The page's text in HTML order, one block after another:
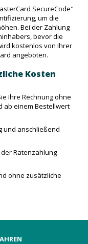
SecureCode"
um die
Bei der Zahlung
bevor die
kostenlos von Ihrer
angeboten.
Kosten
Ihre Rechnung ohne
ab einem Bestellwert
und anschließend
Ratenzahlung
ohne zusätzliche